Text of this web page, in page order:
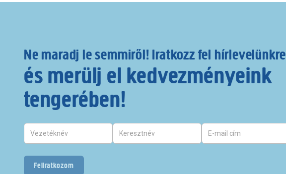
Ne maradj le semmiről! Iratkozz fel hírlevelünkre
és merülj el kedvezményeink
tengerében!
Feliratkozom